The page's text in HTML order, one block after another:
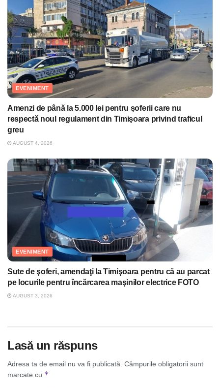
EVENIMENT
Amenzi de până la 5.000 lei pentru şoferii care nu
respectă noul regulament din Timişoara privind traficul
greu
AUGUST 4, 2026
EVENIMENT
Sute de şoferi, amendaţi la Timişoara pentru că au parcat
pe locurile pentru încărcarea maşinilor electrice FOTO
AUGUST 3, 2026
Lasă un răspuns
Adresa ta de email nu va fi publicată. Câmpurile obligatorii sunt
marcate cu *